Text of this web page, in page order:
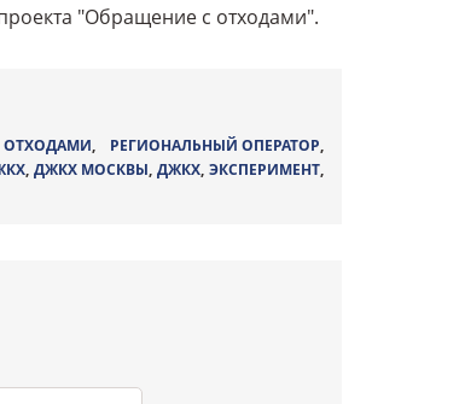
"Обращение с отходами".
ОТХОДАМИ, РЕГИОНАЛЬНЫЙ ОПЕРАТОР,
,ДЖКХ МОСКВЫ,ДЖКХ,ЭКСПЕРИМЕНТ,